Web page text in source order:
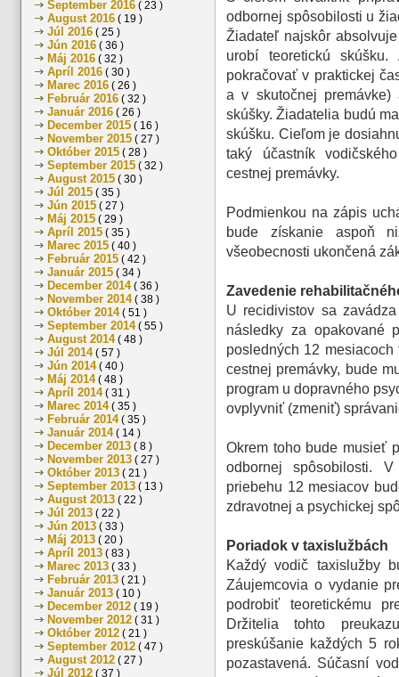
September 2016 ( 23 )
August 2016 ( 19 )
Júl 2016 ( 25 )
Jún 2016 ( 36 )
Máj 2016 ( 32 )
Apríl 2016 ( 30 )
Marec 2016 ( 26 )
Február 2016 ( 32 )
Január 2016 ( 26 )
December 2015 ( 16 )
November 2015 ( 27 )
Október 2015 ( 28 )
September 2015 ( 32 )
August 2015 ( 30 )
Júl 2015 ( 35 )
Jún 2015 ( 27 )
Máj 2015 ( 29 )
Apríl 2015 ( 35 )
Marec 2015 ( 40 )
Február 2015 ( 42 )
Január 2015 ( 34 )
December 2014( 36 )
November 2014( 38 )
Október 2014( 51 )
September 2014( 55 )
August 2014( 48 )
Júl 2014( 57 )
Jún 2014( 40 )
Máj 2014( 48 )
Apríl 2014( 31 )
Marec 2014( 35 )
Február 2014( 35 )
Január 2014( 14 )
December 2013 ( 8 )
November 2013 ( 27 )
Október 2013 ( 21 )
September 2013 ( 13 )
August 2013 ( 22 )
Júl 2013 ( 22 )
Jún 2013 ( 33 )
Máj 2013 ( 20 )
Apríl 2013 ( 83 )
Marec 2013 ( 33 )
Február 2013 ( 21 )
Január 2013 ( 10 )
December 2012 ( 19 )
November 2012 ( 31 )
Október 2012 ( 21 )
September 2012 ( 47 )
August 2012 ( 27 )
Júl 2012 ( 37 )
odbornej spôsobilosti u
Žiadateľ najskôr
urobí teoretickú
pokračovať v praktickej
a v skutočnej
skúšky. Žiadatelia budú
skúšku. Cieľom je
taký účastník
cestnej premávky.
Podmienkou na zápis
bude získanie aspoň
všeobecnosti ukončená
Zavedenie
U recidivistov sa
následky za opakované
posledných 12
cestnej premávky, bude
program u dopravného
ovplyvniť (zmeniť)
Okrem toho bude musieť
odbornej spôsobilosti.
priebehu 12 mesiacov
zdravotnej a psychickej
Poriadok v taxislužbách
Každý vodič taxislužby
Záujemcovia o vydanie
podrobiť teoretickému
Držitelia tohto
preskúšanie každých 5
pozastavená. Súčasní